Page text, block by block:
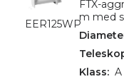
EER125WP
FTX-
m med
A